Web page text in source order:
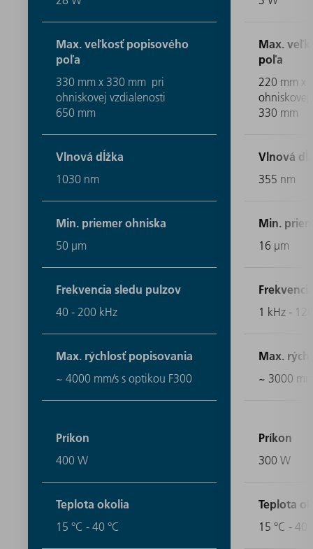
Max. veľkosť popisového
poľa
330 mm x 330 mm pri
ohniskovej vzdialenosti
650 mm
Vlnová dĺžka
1030 nm
Min. priemer ohniska
50 μm
Frekvencia sledu pulzov
40 - 200 kHz
Max. rýchlosť popisovania
~ 4000 mm/s s optikou F300
Príkon
400 W
Teplota okolia
15 °C - 40 °C
Max.
poľa
220 mm x
ohniskovej
330 mm
Vlnová
355 nm
Min.
16 μm
1 kHz -
Max.
~ 3000
Príkon
300 W
Teplota
15 °C - 40